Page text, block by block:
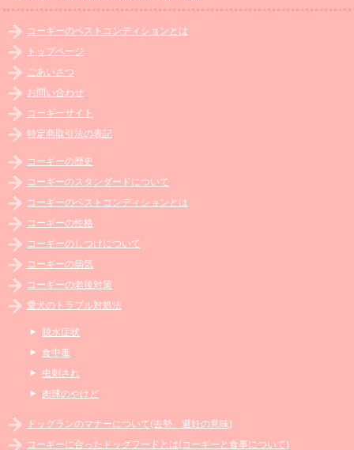
コーギーのベストコンディションとは
トップページ
ごあいさつ
お問い合わせ
コーギーサイト
特定商取引法の表記
コーギーの歴史
コーギーのスタンダードについて
コーギーのベストコンディションとは
コーギーの性格
コーギーのしつけについて
コーギーの病気
コーギーの老後対策
愛犬のトラブル対処法
脱水症状
食中毒
虫刺され
肉球のやけど
ドッグランのマナーについて(去勢、避妊の意味)
コーギーに合ったドッグフードとは(コーギーと食事について)